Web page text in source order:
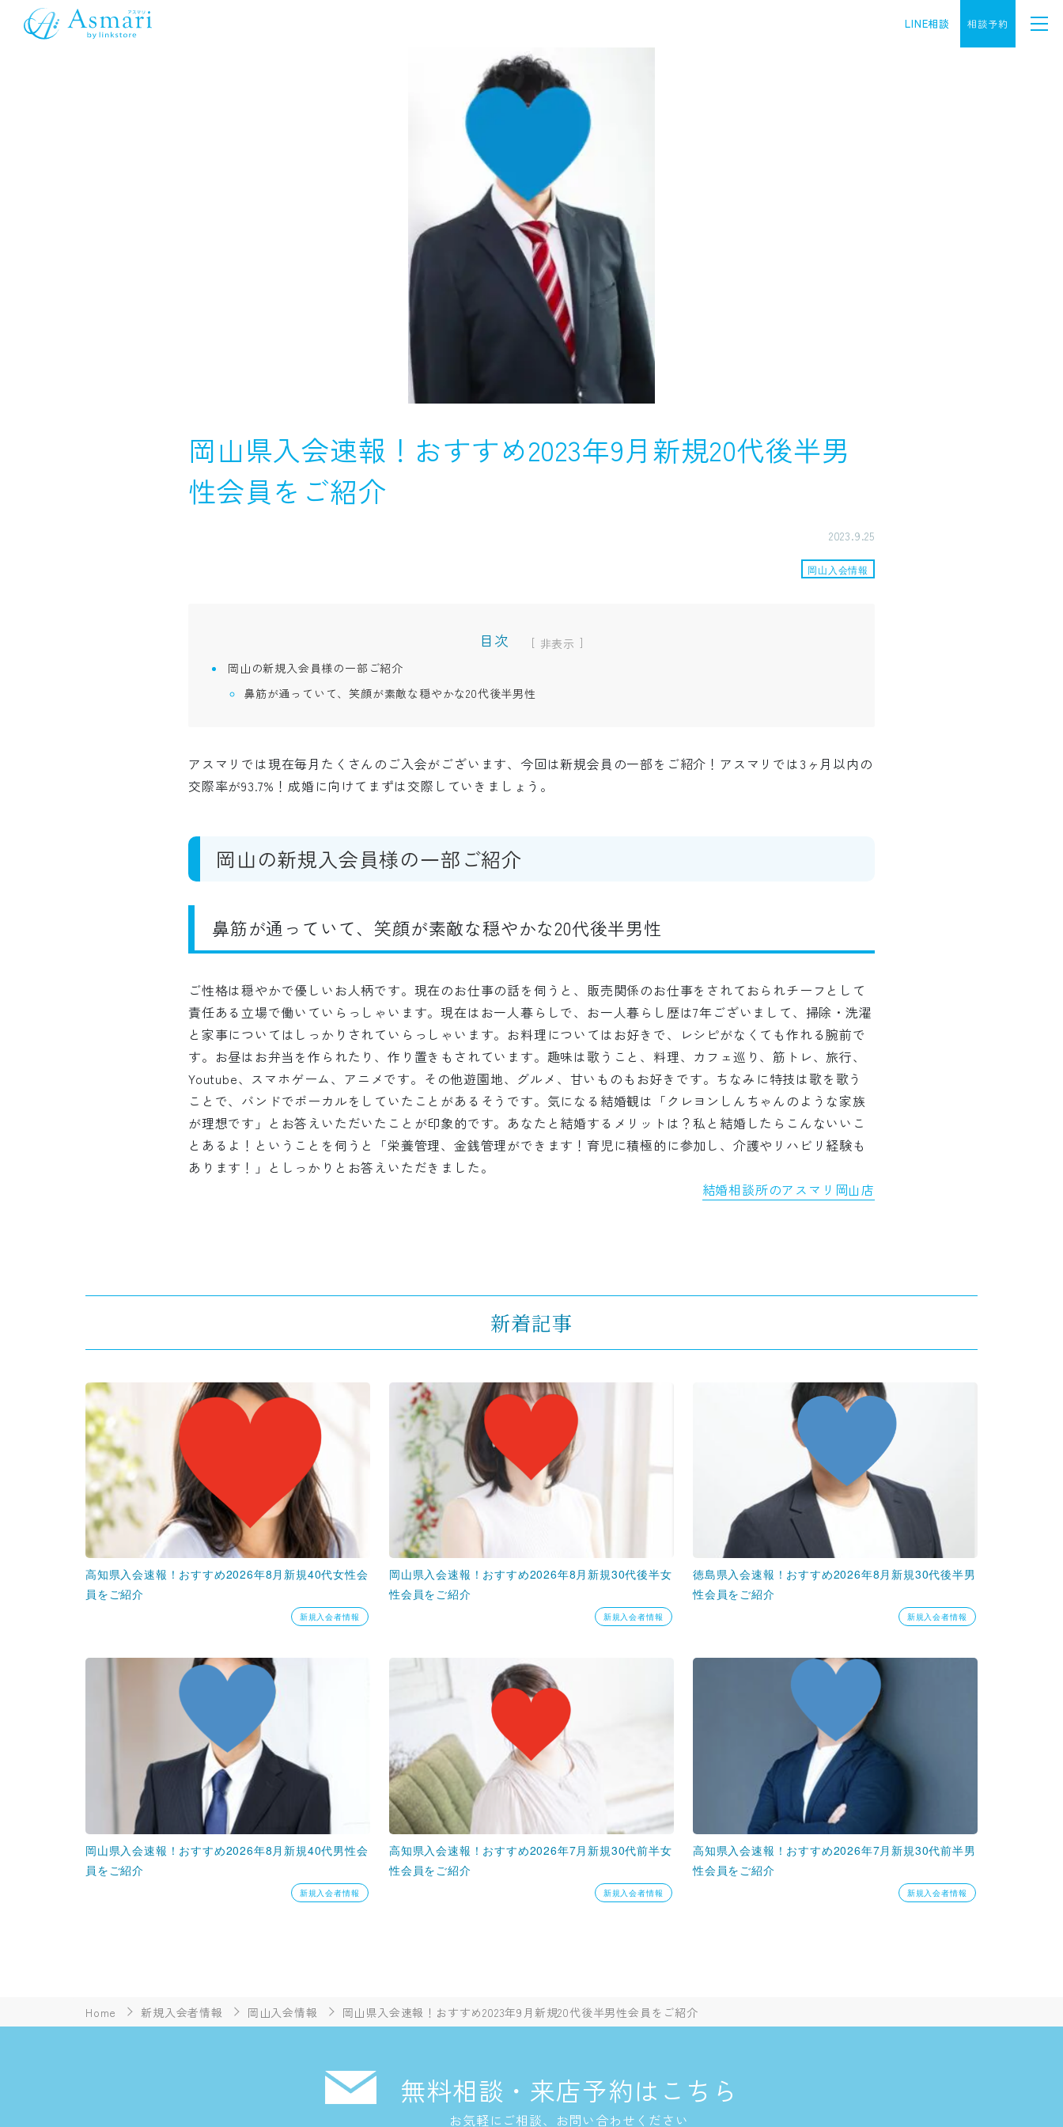
LINE相談 相談予約
岡山県入会速報！おすすめ2023年9月新規20代後半男
性会員をご紹介
2023.9.25
岡山入会情報
目次 [
]
岡山の新規入会員様の一部ご紹介
鼻筋が通っていて、笑顔が素敵な穏やかな20代後半男性
アスマリでは現在毎月たくさんのご入会がございます、今回は新規会員の一部をご紹介！アスマリでは3ヶ月以内の
交際率が93.7%！成婚に向けてまずは交際していきましょう。
岡山の新規入会員様の一部ご紹介
鼻筋が通っていて、笑顔が素敵な穏やかな20代後半男性
ご性格は穏やかで優しいお人柄です。現在のお仕事の話を伺うと、販売関係のお仕事をされておられチーフとして
責任ある立場で働いていらっしゃいます。現在はお一人暮らしで、お一人暮らし歴は7年ございまして、掃除・洗濯
と家事についてはしっかりされていらっしゃいます。お料理についてはお好きで、レシピがなくても作れる腕前で
す。お昼はお弁当を作られたり、作り置きもされています。趣味は歌うこと、料理、カフェ巡り、筋トレ、旅行、
Youtube、スマホゲーム、アニメです。その他遊園地、グルメ、甘いものもお好きです。ちなみに特技は歌を歌う
ことで、バンドでボーカルをしていたことがあるそうです。気になる結婚観は「クレヨンしんちゃんのような家族
が理想です」とお答えいただいたことが印象的です。あなたと結婚するメリットは？私と結婚したらこんないいこ
とあるよ！ということを伺うと「栄養管理、金銭管理ができます！育児に積極的に参加し、介護やリハビリ経験も
あります！」としっかりとお答えいただきました。
結婚相談所のアスマリ岡山店
新着記事
高知県入会速報！おすすめ2026年8月新規40代女性会
員をご紹介
新規入会者情報
岡山県入会速報！おすすめ2026年8月新規30代後半女
性会員をご紹介
新規入会者情報
徳島県入会速報！おすすめ2026年8月新規30代後半男
性会員をご紹介
新規入会者情報
岡山県入会速報！おすすめ2026年8月新規40代男性会
員をご紹介
新規入会者情報
高知県入会速報！おすすめ2026年7月新規30代前半女
性会員をご紹介
新規入会者情報
高知県入会速報！おすすめ2026年7月新規30代前半男
性会員をご紹介
新規入会者情報
Home 新規入会者情報 岡山入会情報 岡山県入会速報！おすすめ2023年9月新規20代後半男性会員をご紹介
無料相談・来店予約はこちら
お気軽にご相談、お問い合わせください